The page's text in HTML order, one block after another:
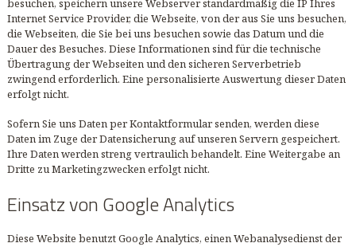
Internet Service Provider, die Webseite, von der aus Sie uns besuchen,
die Webseiten, die Sie bei uns besuchen sowie das Datum und die
Dauer des Besuches. Diese Informationen sind für die technische
Übertragung der Webseiten und den sicheren Serverbetrieb
zwingend erforderlich. Eine personalisierte Auswertung dieser Daten
erfolgt nicht.
Sofern Sie uns Daten per Kontaktformular senden, werden diese
Daten im Zuge der Datensicherung auf unseren Servern gespeichert.
Ihre Daten werden streng vertraulich behandelt. Eine Weitergabe an
Dritte zu Marketingzwecken erfolgt nicht.
Einsatz von Google Analytics
Diese Website benutzt Google Analytics, einen Webanalysedienst der